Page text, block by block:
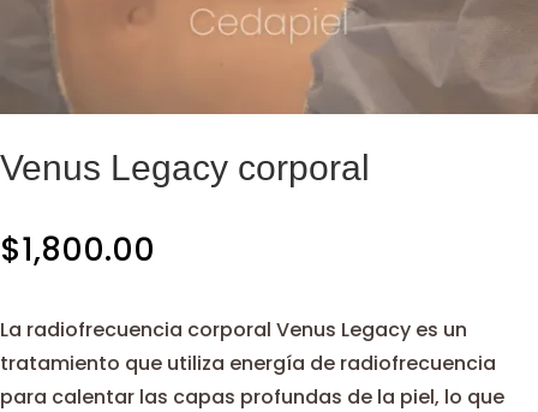
Venus Legacy corporal
$1,800.00
La radiofrecuencia corporal Venus Legacy es un
tratamiento que utiliza energía de radiofrecuencia
para calentar las capas profundas de la piel, lo que